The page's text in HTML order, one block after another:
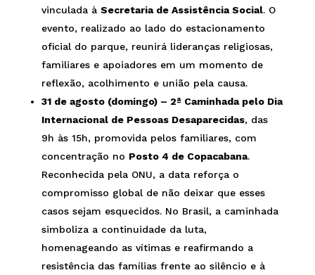
vinculada à Secretaria de Assistência Social. O
evento, realizado ao lado do estacionamento
oficial do parque, reunirá lideranças religiosas,
familiares e apoiadores em um momento de
reflexão, acolhimento e união pela causa.
31 de agosto (domingo) – 2ª Caminhada pelo Dia
Internacional de Pessoas Desaparecidas, das
9h às 15h, promovida pelos familiares, com
concentração no Posto 4 de Copacabana.
Reconhecida pela ONU, a data reforça o
compromisso global de não deixar que esses
casos sejam esquecidos. No Brasil, a caminhada
simboliza a continuidade da luta,
homenageando as vítimas e reafirmando a
resistência das famílias frente ao silêncio e à